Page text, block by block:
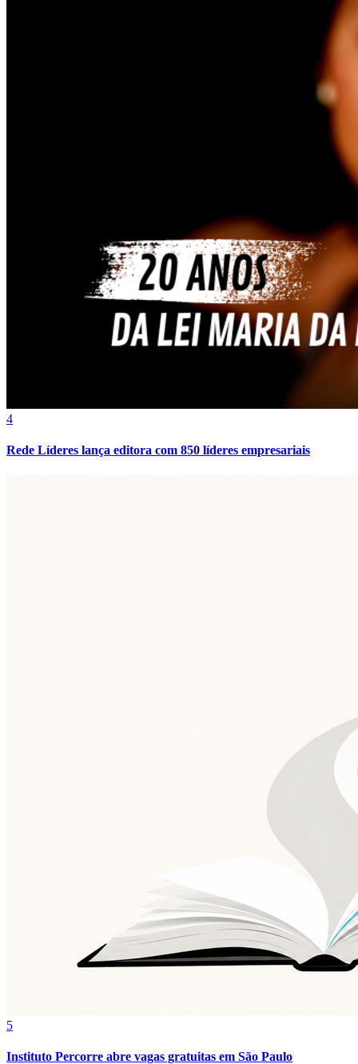
Vitória
4
Rede Líderes lança editora com 850 líderes empresariais
5
Instituto Percorre abre vagas gratuitas em São Paulo